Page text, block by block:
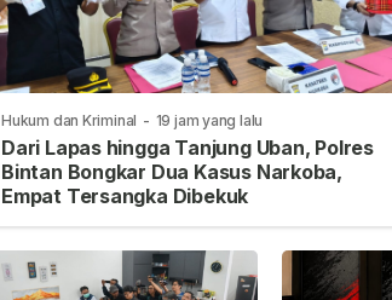
Hukum dan Kriminal - 19 jam yang lalu
Dari Lapas hingga Tanjung Uban, Polres
Bintan Bongkar Dua Kasus Narkoba,
Empat Tersangka Dibekuk